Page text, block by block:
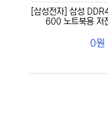
[삼성전자] 삼성
600 노트북용 저
0원